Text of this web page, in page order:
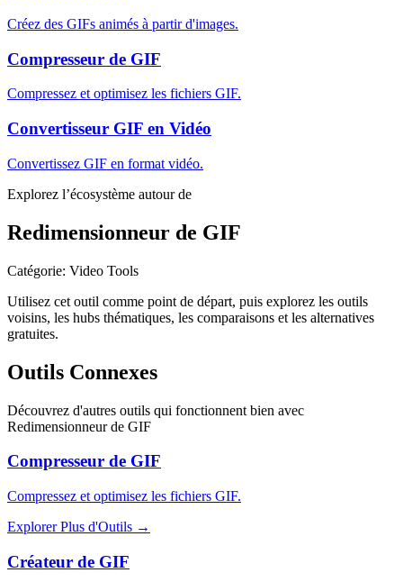
Créez des GIFs animés à partir d'images.
Compresseur de GIF
Compressez et optimisez les fichiers GIF.
Convertisseur GIF en Vidéo
Convertissez GIF en format vidéo.
Explorez l’écosystème autour de
Redimensionneur de GIF
Catégorie: Video Tools
Utilisez cet outil comme point de départ, puis explorez les outils
voisins, les hubs thématiques, les comparaisons et les alternatives
gratuites.
Outils Connexes
Découvrez d'autres outils qui fonctionnent bien avec
Redimensionneur de GIF
Compresseur de GIF
Compressez et optimisez les fichiers GIF.
Explorer Plus d'Outils →
Créateur de GIF